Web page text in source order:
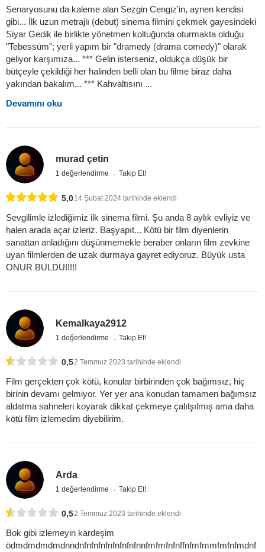
Senaryosunu da kaleme alan Sezgin Cengiz'in, aynen kendisi
gibi... İlk uzun metrajlı (debut) sinema filmini çekmek gayesindeki
Siyar Gedik ile birlikte yönetmen koltuğunda oturmakta olduğu
"Tebessüm"; yerli yapım bir "dramedy (drama comedy)" olarak
geliyor karşımıza... *** Gelin isterseniz, oldukça düşük bir
bütçeyle çekildiği her halinden belli olan bu filme biraz daha
yakından bakalım... *** Kahvaltısını ...
Devamını oku
murad çetin
1 değerlendirme Takip Et!
5,014 Şubat 2024 tarihinde eklendi
Sevgilimle izlediğimiz ilk sinema filmi. Şu anda 8 aylık evliyiz ve
halen arada açar izleriz. Başyapıt... Kötü bir film diyenlerin
sanattan anladığını düşünmemekle beraber onların film zevkine
uyan filmlerden de uzak durmaya gayret ediyoruz. Büyük usta
ONUR BULDU!!!!!
Kemalkaya2912
1 değerlendirme Takip Et!
0,52 Temmuz 2023 tarihinde eklendi
Film gerçekten çok kötü, konular birbirinden çok bağımsız, hiç
birinin devamı gelmiyor. Yer yer ana konudan tamamen bağımsız
aldatma sahneleri koyarak dikkat çekmeye çalılşılmış ama daha
kötü film izlemedim diyebilirim.
Arda
1 değerlendirme Takip Et!
0,52 Temmuz 2023 tarihinde eklendi
Bok gibi izlemeyin kardeşim
ödmdmdmdmdnndnfnfnfnfnfnfnfnfnnfmfmfnfnffnfmfmmfmfnfmdnf